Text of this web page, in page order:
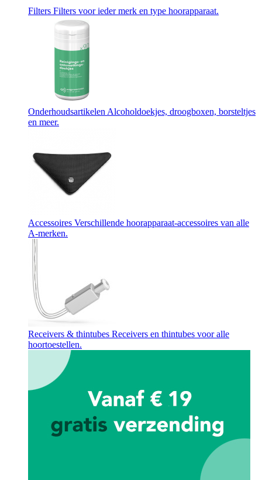
Filters Filters voor ieder merk en type hoorapparaat.
Onderhoudsartikelen Alcoholdoekjes, droogboxen, borsteltjes
en meer.
Accessoires Verschillende hoorapparaat-accessoires van alle
A-merken.
Receivers & thintubes Receivers en thintubes voor alle
hoortoestellen.